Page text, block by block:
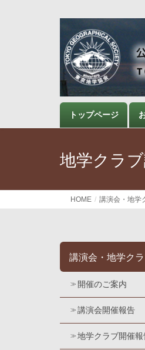
トップページ
地学クラ
HOME 講演会・地学
講演会・地学ク
開催のご案内
講演会開催報告
地学クラブ開催報